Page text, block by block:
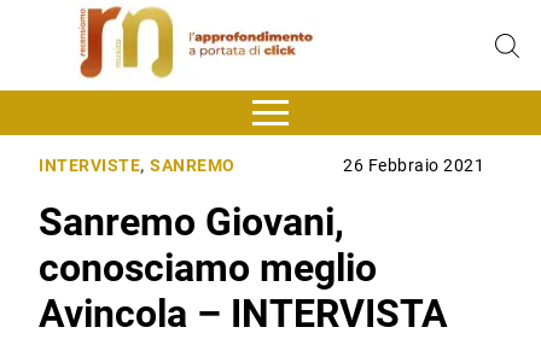
INTERVISTE,SANREMO 26 Febbraio 2021
Sanremo Giovani,
conosciamo meglio
Avincola – INTERVISTA